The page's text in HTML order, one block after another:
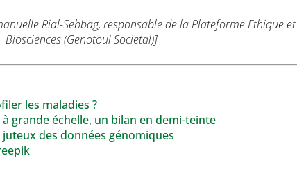
Rial-Sebbag, responsable de la Plateforme Ethique et
Biosciences (Genotoul Societal)]
les maladies ?
grande échelle, un bilan en demi-teinte
des données génomiques